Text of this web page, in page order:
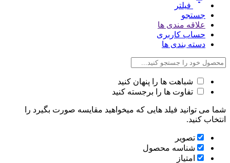
فیلتر
جستجو
علاقه مندی ها
حساب کاربری
دسته بندی ها
شباهت ها را پنهان کنید
تفاوت ها را برجسته کنید
شما می توانید فیلد هایی که میخواهید مقایسه صورت بگیرد را
انتخاب کنید.
تصویر
شناسه محصول
امتیاز